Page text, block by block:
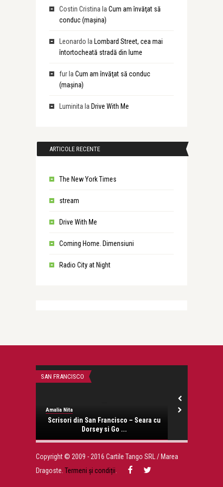
Costin Cristina la Cum am învăţat să
conduc (maşina)
Leonardo la Lombard Street, cea mai
întortocheată stradă din lume
furla Cum am învăţat să conduc
(maşina)
Luminita la Drive With Me
ARTICOLE RECENTE
The New York Times
stream
Drive With Me
Coming Home. Dimensiuni
Radio City at Night
SAN FRANCISCO
Amalia Nita
Scrisori din San Francisco – Seara cu
Dorsey si Go ...
Copyright © 2009 - 2016 Cartile Tango SRL / Marea
Dragoste. Termeni și condiții